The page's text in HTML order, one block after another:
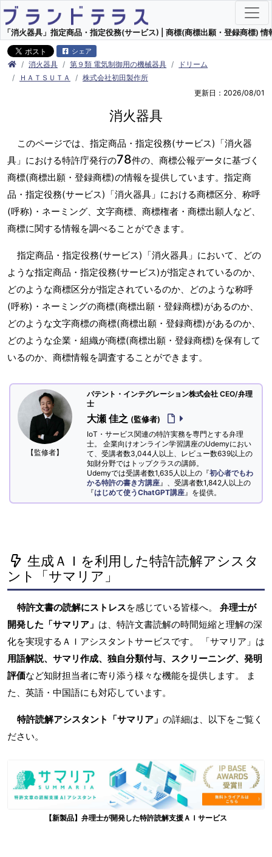
「消火器具」指定商品・指定役務(サービス) | 商標(商標出願・登録商標) 情
シェア
消火器具 第９類 電気制御用の機械器具
ドリーム
ＨＡＴＳＵＴＡ
株式会社初田製作所
更新日：2026/08/01
消火器具
このページでは、指定商品・指定役務(サービス)「消火器
具」における特許庁発行の78件の、商標公報データに基づく
商標(商標出願・登録商標)の情報を提供しています。指定商
品・指定役務(サービス)「消火器具」における商標区分、称呼
(呼称)・ネーミング、文字商標、商標権者・商標出願人など、
商標に関する情報を調べることができます。
指定商品・指定役務(サービス)「消火器具」において、どの
ような指定商品・指定役務(サービス)が指定されているのか、
どのような商標区分が指定されているのか、どのような称呼
(呼称)・ネーミングの商標(商標出願・登録商標)があるのか、
どのような文字商標の商標(商標出願・登録商標)があるのか、
どのような企業・組織が商標(商標出願・登録商標)を保有して
いるのか、商標情報を調査することができます。
【監修者】
パテント・インテグレーション株式会社 CEO/弁理
士
大瀬 佳之 (監修者)
IoT・サービス関連の特許実務を専門とする弁理
士。 企業向けオンライン学習講座のUdemyにおい
て、受講者数3,044人以上、レビュー数639以上の
知財分野ではトップクラスの講師。
Udemyでは受講者数1,635人以上の『初心者でもわ
かる特許の書き方講座 』、受講者数1,842人以上の
『はじめて使うChatGPT講座 』を提供。
生成ＡＩを利用した特許読解アシスタ
ント「サマリア」
特許文書の読解にストレスを感じている皆様へ。 弁理士が
開発した「サマリア」 は、特許文書読解の時間短縮と理解の深
化を実現するＡＩアシスタントサービスです。 「サマリア」は
用語解説、サマリ作成、独自分類付与、スクリーニング、発明
評価など知財担当者に寄り添う様々な機能を提供します。 ま
た、英語・中国語にも対応しています。
特許読解アシスタント「サマリア」 の詳細は、以下をご覧く
ださい。
【新製品】弁理士が開発した特許読解支援ＡＩサービス